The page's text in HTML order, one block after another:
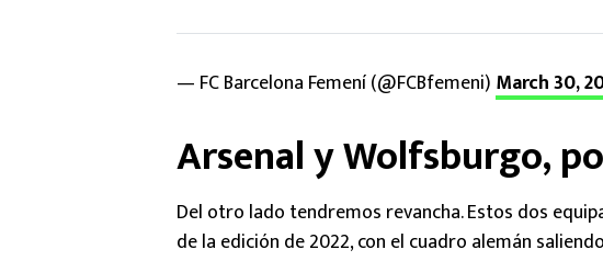
— FC Barcelona Femení (@FCBfemeni) March 30,
Arsenal y Wolfsburgo,
Del otro lado tendremos revancha. Estos dos
de la edición de 2022, con el cuadro alemán